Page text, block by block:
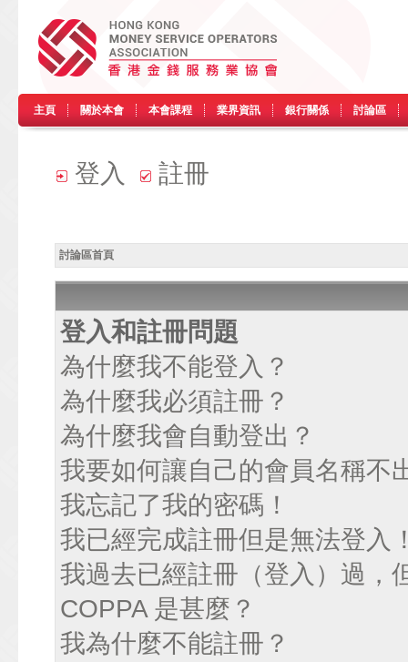
主頁 關於本會 本會課程 業界資訊 銀行關係 討論區
登入 註冊
討論區首頁
登入和註冊問題
為什麼我不能登入？
為什麼我必須註冊？
為什麼我會自動登出？
我要如何讓自己的會員名稱不
我忘記了我的密碼！
我已經完成註冊但是無法登入
我過去已經註冊（登入）過，
COPPA 是甚麼？
我為什麼不能註冊？